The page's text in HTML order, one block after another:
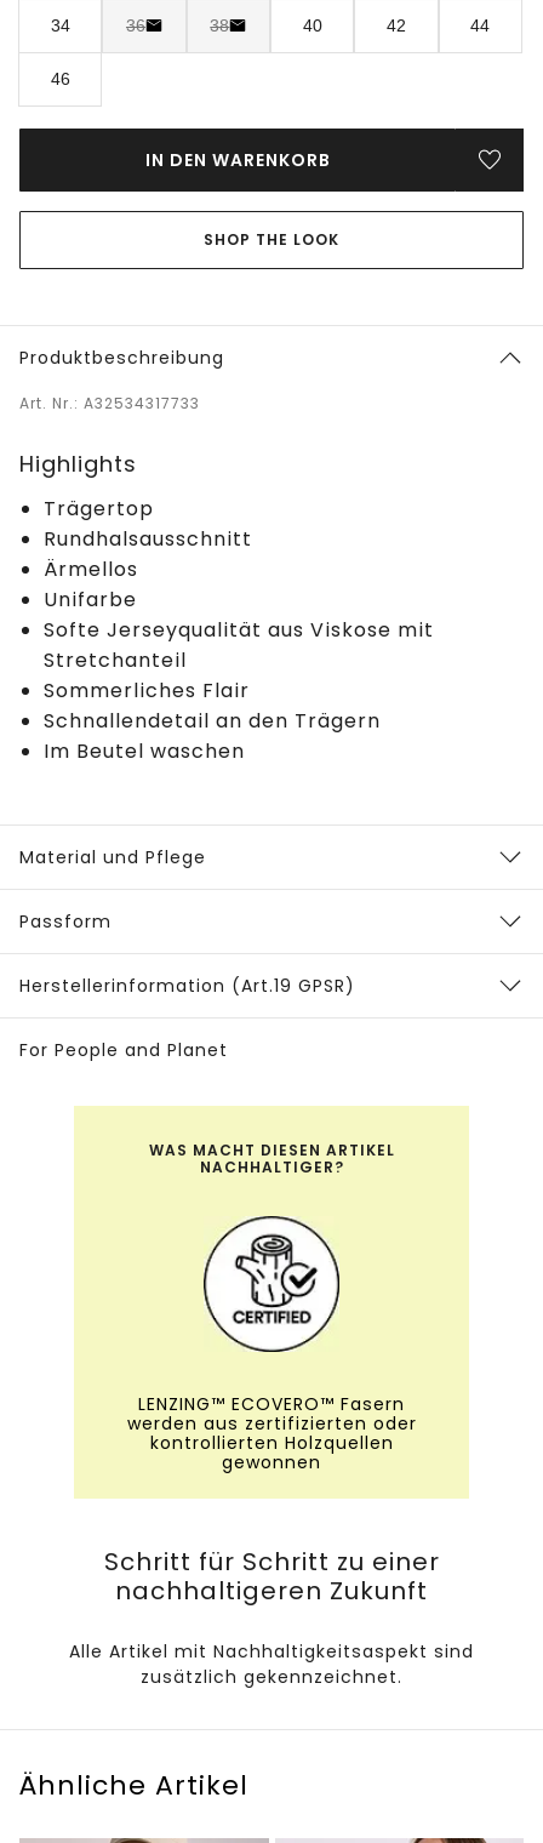
34 36 38 40 42 44
46
IN DEN WARENKORB
SHOP THE LOOK
Produktbeschreibung
Art. Nr.: A32534317733
Highlights
Trägertop
Rundhalsausschnitt
Ärmellos
Unifarbe
Softe Jerseyqualität aus Viskose mit
Stretchanteil
Sommerliches Flair
Schnallendetail an den Trägern
Im Beutel waschen
Material und Pflege
Passform
Herstellerinformation (Art.19 GPSR)
For People and Planet
WAS MACHT DIESEN ARTIKEL
NACHHALTIGER?
LENZING™ ECOVERO™ Fasern
werden aus zertifizierten oder
kontrollierten Holzquellen
gewonnen
Schritt für Schritt zu einer
nachhaltigeren Zukunft
Alle Artikel mit Nachhaltigkeitsaspekt sind
zusätzlich gekennzeichnet.
Ähnliche Artikel